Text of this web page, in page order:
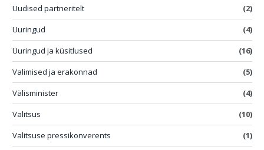
Uudised partneritelt
(2)
Uuringud
(4)
Uuringud ja küsitlused
(16)
Valimised ja erakonnad
(5)
Välisminister
(4)
Valitsus
(10)
Valitsuse pressikonverents
(1)